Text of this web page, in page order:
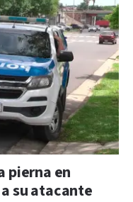
pierna en
su atacante